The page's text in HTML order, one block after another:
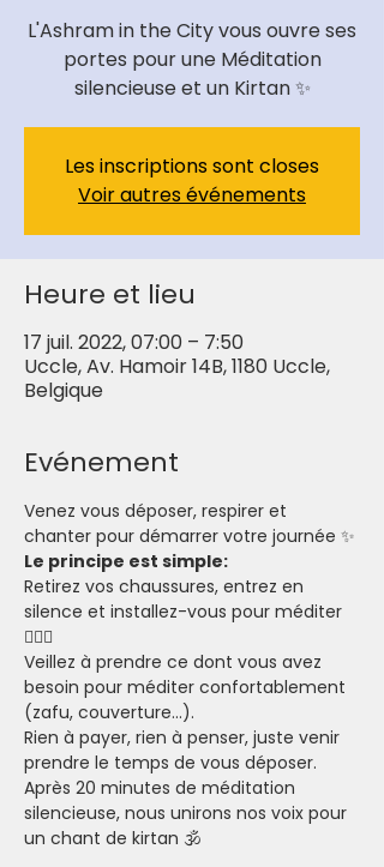
L'Ashram in the City vous ouvre ses
portes pour une Méditation
Les inscriptions sont closes
Voir autres événements
Heure et lieu
17 juil. 2022, 07:00 – 7:50
Uccle, Av. Hamoir 14B, 1180 Uccle,
Belgique
Evénement
Venez vous déposer, respirer et
chanter pour démarrer votre journée ✨
Le principe est simple:
Retirez vos chaussures, entrez en
silence et installez-vous pour méditer
🧘🏽‍♂️
Veillez à prendre ce dont vous avez
besoin pour méditer confortablement
(zafu, couverture...).
Rien à payer, rien à penser, juste venir
prendre le temps de vous déposer.
Après 20 minutes de méditation
silencieuse, nous unirons nos voix pour
un chant de kirtan 🕉